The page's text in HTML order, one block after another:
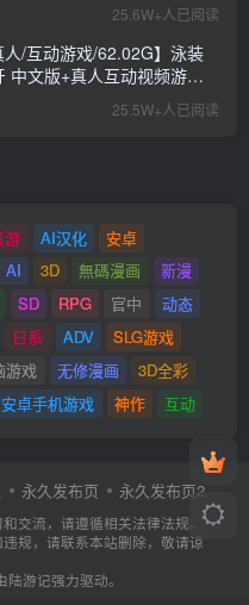
25.6W+人已阅读
人/互动游戏/62.02G】泳装
中文版+真人互动视频游戏
25.5W+人已阅读
游 AI汉化
安卓
AI 3D 無碼漫画
新漫
SD RPG 官中
动态
日系 ADV
SLG游戏
游戏 无修漫画
3D全彩
安卓手机游戏 神作 互动
永久发布页 永久发布页2
交流，请遵循相关法律法规。
规，请联系本站删除，敬请谅
陆游记强力驱动。